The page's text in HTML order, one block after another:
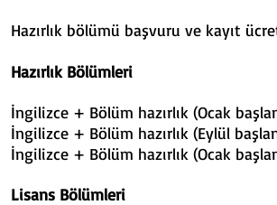
Hazırlık bölümü başvuru ve kayıt
Hazırlık
İngilizce + Bölüm hazırlık
İngilizce + Bölüm hazırlık
İngilizce + Bölüm hazırlık
Lisans Bölümleri